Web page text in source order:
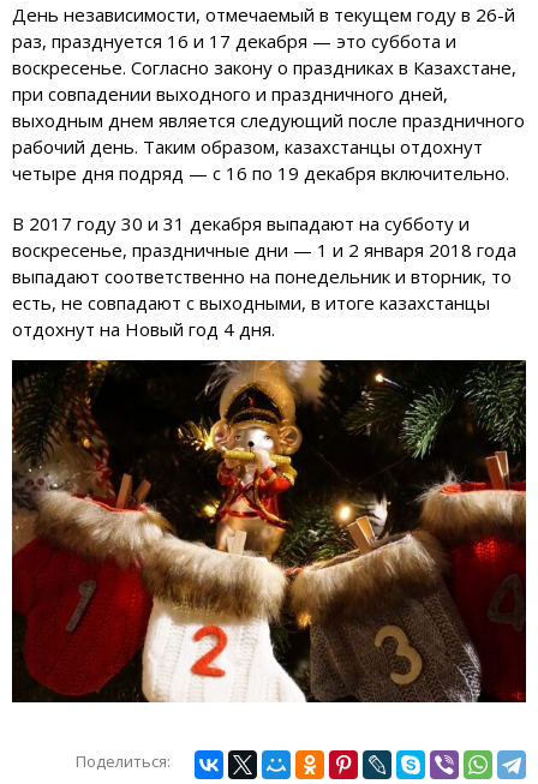
День независимости, отмечаемый в текущем году в 26-й
раз, празднуется 16 и 17 декабря — это суббота и
воскресенье. Согласно закону о праздниках в Казахстане,
при совпадении выходного и праздничного дней,
выходным днем является следующий после праздничного
рабочий день. Таким образом, казахстанцы отдохнут
четыре дня подряд — с 16 по 19 декабря включительно.
В 2017 году 30 и 31 декабря выпадают на субботу и
воскресенье, праздничные дни — 1 и 2 января 2018 года
выпадают соответственно на понедельник и вторник, то
есть, не совпадают с выходными, в итоге казахстанцы
отдохнут на Новый год 4 дня.
Поделиться: